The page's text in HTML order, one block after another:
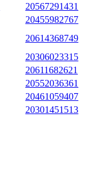
20567291431
20455982767
20614368749
20306023315
20611682621
20552036361
20461059407
20301451513